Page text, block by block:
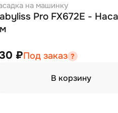
на машинку
Pro FX672E -
₽Под заказ
В корзину